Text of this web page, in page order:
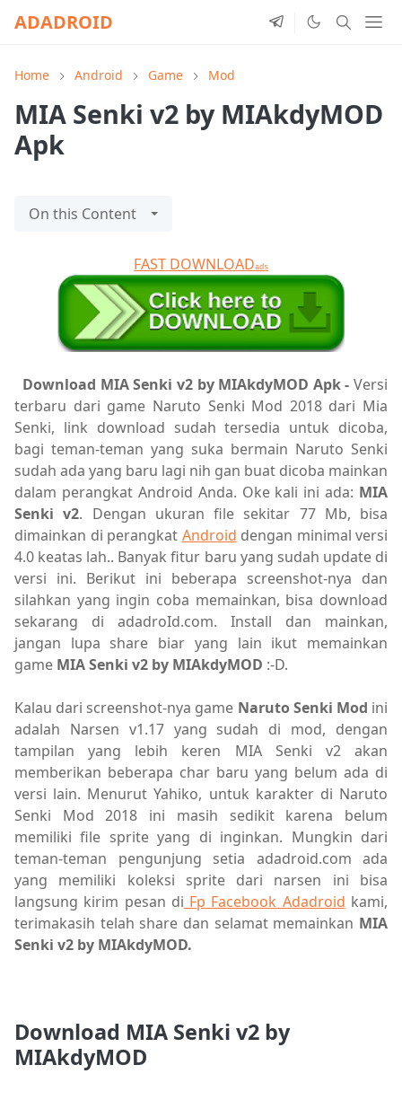
ADADROID
Home Android Game Mod
MIA Senki v2 by MIAkdyMOD
Apk
On this Content
FAST DOWNLOADads
Download MIA Senki v2 by MIAkdyMOD Apk -Versi
terbaru dari game Naruto Senki Mod 2018 dari Mia
Senki, link download sudah tersedia untuk dicoba,
bagi teman-teman yang suka bermain Naruto Senki
sudah ada yang baru lagi nih gan buat dicoba mainkan
dalam perangkat Android Anda. Oke kali ini ada: MIA
Senki v2. Dengan ukuran file sekitar 77 Mb, bisa
dimainkan di perangkat Android dengan minimal versi
4.0 keatas lah.. Banyak fitur baru yang sudah update di
versi ini. Berikut ini beberapa screenshot-nya dan
silahkan yang ingin coba memainkan, bisa download
sekarang di adadroId.com. Install dan mainkan,
jangan lupa share biar yang lain ikut memainkan
game MIA Senki v2 by MIAkdyMOD :-D.
Kalau dari screenshot-nya game Naruto Senki Mod ini
adalah Narsen v1.17 yang sudah di mod, dengan
tampilan yang lebih keren MIA Senki v2 akan
memberikan beberapa char baru yang belum ada di
versi lain. Menurut Yahiko, untuk karakter di Naruto
Senki Mod 2018 ini masih sedikit karena belum
memiliki file sprite yang di inginkan. Mungkin dari
teman-teman pengunjung setia adadroid.com ada
yang memiliki koleksi sprite dari narsen ini bisa
langsung kirim pesan di Fp Facebook Adadroid kami,
terimakasih telah share dan selamat memainkan MIA
Senki v2 by MIAkdyMOD.
Download MIA Senki v2 by
MIAkdyMOD